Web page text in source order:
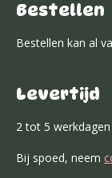
Bestellen
Bestellen kan al
Levertijd
2 tot 5 werkdagen
Bij spoed, neem